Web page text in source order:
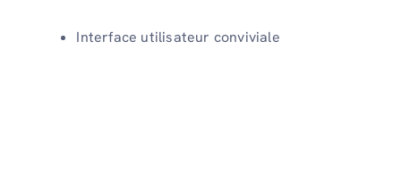
Interface utilisateur conviviale